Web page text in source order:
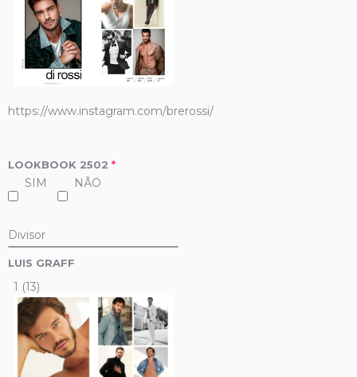
https://www.instagram.com/brerossi/
LOOKBOOK 2502 *
SIM NÃO
Divisor
LUIS GRAFF
1 (13)